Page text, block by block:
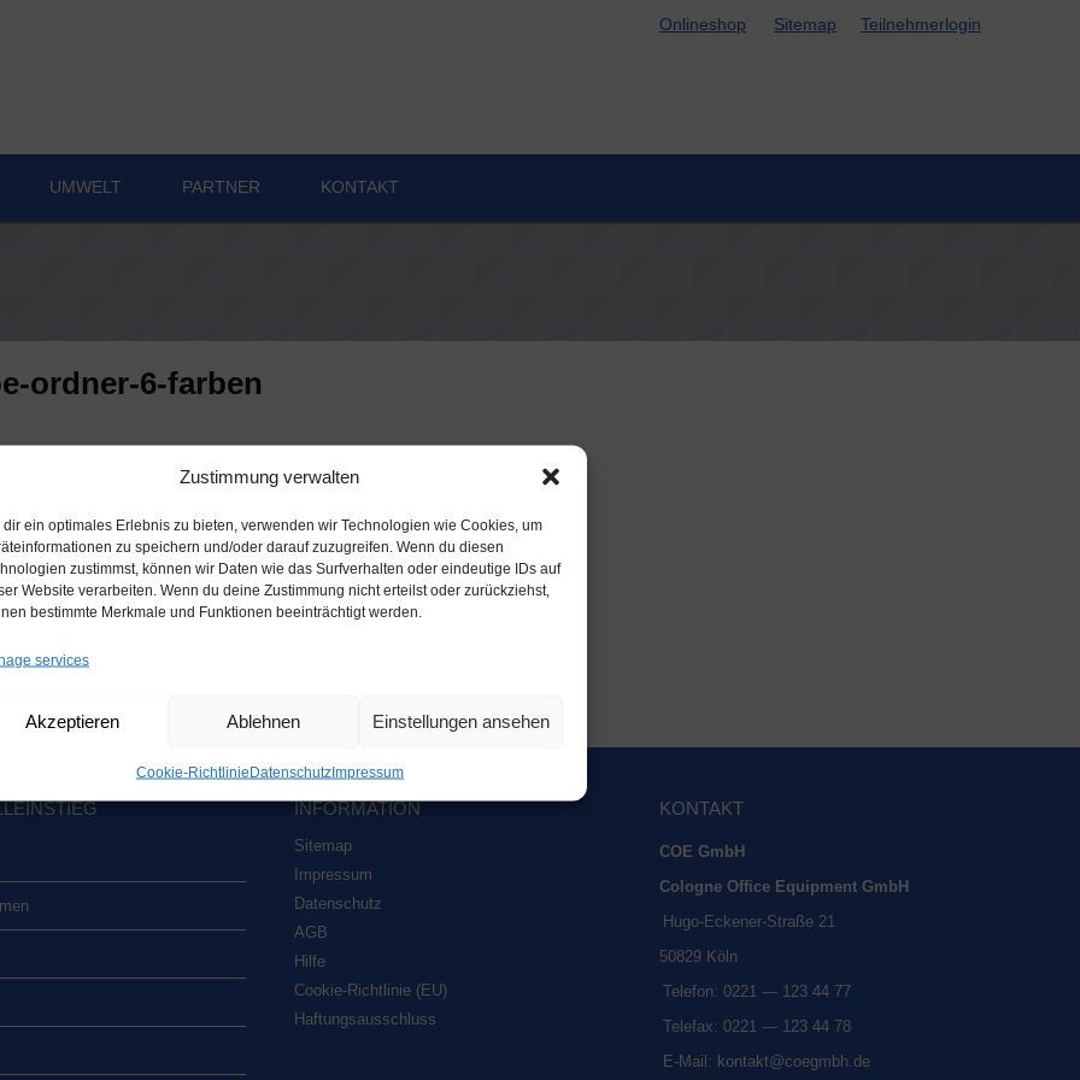
Zustimmung verwalten
dir ein optimales Erlebnis zu bieten, verwenden wir Technologien wie Cookies, um
zu speichern und/oder darauf zuzugreifen. Wenn du diesen
zustimmst, können wir Daten wie das Surfverhalten oder eindeutige IDs auf
Website verarbeiten. Wenn du deine Zustimmung nicht erteilst oder zurückziehst,
bestimmte Merkmale und Funktionen beeinträchtigt werden.
services
Akzeptieren Ablehnen Einstellungen ansehen
Coo­kie-Richt­li­nieDaten­schutzImpres­sum
Online­shop Site­map Teil­neh­mer­lo­g­in
UMWELT PART­NER KON­TAKT
ord­ner-6-far­ben
INFOR­MA­TI­ON
Site­map
Impres­sum
Daten­schutz
AGB
Hil­fe
Coo­kie-Rich­t­­li­­nie (EU)
Haf­tungs­aus­schluss
KON­TAKT
COE GmbH
Colo­gne Office Equip­ment GmbH
Hugo-Ecke­ner-Stra­ße 21
50829 Köln
Tele­fon: 0221 — 123 44 77
Tele­fax: 0221 — 123 44 78
E‑Mail: kontakt@coegmbh.de